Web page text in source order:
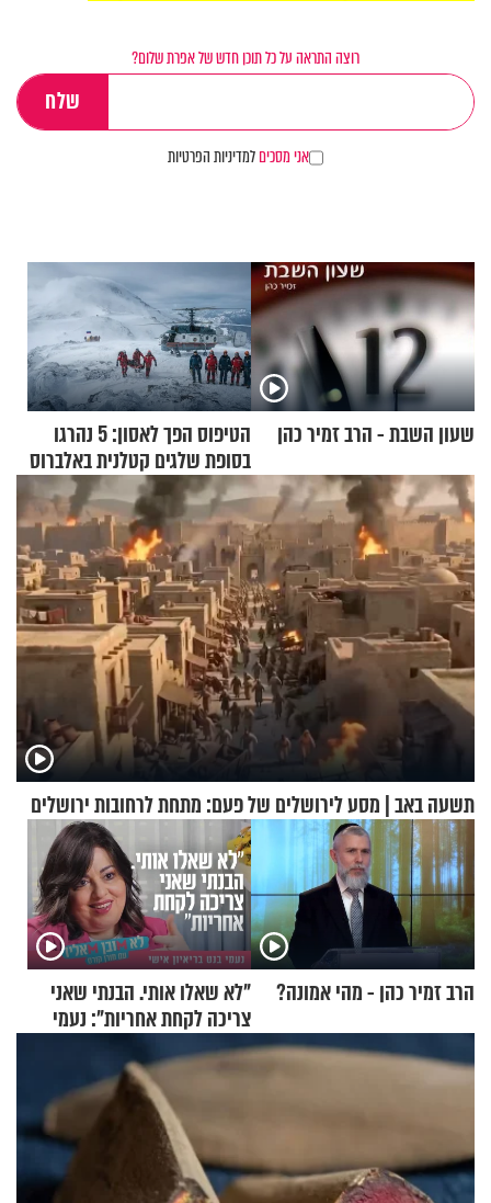
רוצה התראה על כל תוכן חדש של אפרת שלום?
אני מסכיםלמדיניות הפרטיות
שעון השבת - הרב זמיר כהן
הטיפוס הפך לאסון: 5 נהרגו
בסופת שלגים קטלנית באלברוס
תשעה באב | מסע לירושלים של פעם: מתחת לרחובות ירושלים
הרב זמיר כהן - מהי אמונה?
"לא שאלו אותי. הבנתי שאני
צריכה לקחת אחריות": נעמי
בנט בריאיון אישי